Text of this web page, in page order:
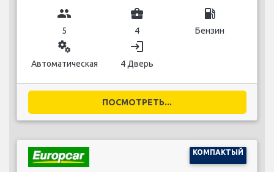
group
5
business_center
4
local_gas_station
Бензин
miscellaneous_services
Автоматическая
login
4 Дверь
ПОСМОТРЕТЬ...
КОМПАКТЫЙ